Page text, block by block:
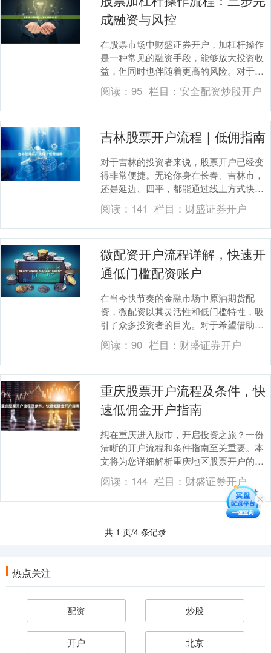
成融资与风控
在股票市场中财盛证券开户，加杠杆操作
是一种常见的融资手段，能够放大投资收
益，但同时也伴随着更高的风险。对于希
望提升资金利用效率的投资者来说，掌握
规范的加杠杆操作....
阅读：95 栏目： 安全配资炒股开户
吉林股票开户流程｜低佣指南
对于吉林的投资者来说，股票开户已经变
得非常便捷。无论你身在长春、吉林市，
还是延边、四平，都能通过线上方式快速
完成开户。本文将详细介绍吉林股票开户
的具体流程，并分....
阅读： 141 栏目： 财盛证券开户
微配资开户流程详解，快速开
通低门槛配资账户
在当今快节奏的金融市场中原油期货配
资，微配资以其灵活性和低门槛特性，吸
引了众多投资者的目光。对于希望借助杠
杆放大收益，却又被传统配资高门槛劝退
的投资者而言，微配....
阅读：90 栏目： 财盛证券开户
重庆股票开户流程及条件，快
速低佣金开户指南
想在重庆进入股市，开启投资之旅？一份
清晰的开户流程和条件指南至关重要。本
文将为您详细解析重庆地区股票开户的步
骤、所需条件免息配资开户，并提供获取
低佣金的实用技巧....
阅读： 144 栏目： 财盛证券开户
共 1 页/4 条记录
热点关注
配资 炒股
开户 北京